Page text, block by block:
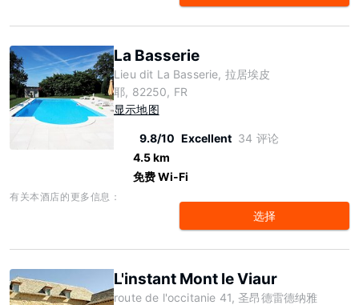
La Basserie
Lieu dit La Basserie, 拉居埃皮
耶, 82250, FR
显示地图
9.8/10 Excellent 34 评论
4.5 km
免费 Wi-Fi
有关本酒店的更多信息：
选择
L'instant Mont le Viaur
route de l'occitanie 41, 圣昂德雷德纳雅